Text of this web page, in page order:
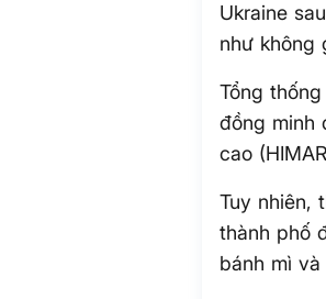
Ukraine
như không
Tổng
đồng minh
cao
Tuy nhiên,
thành phố
bánh mì